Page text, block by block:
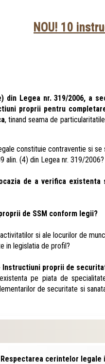
NOU! 10
din Legea nr. 319/2006, a
proprii pentru
, tinand seama de
constituie contraventie si se
alin. (4) din Legea nr. 319/2006?
de a verifica
de SSM conform legii?
si ale locurilor de
in legislatia de profil?
Instructiuni proprii de
existenta pe piata de
de securitate si
Respectarea cerintelor legale